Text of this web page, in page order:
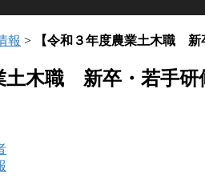
報 > 【令和３年度農業土木職 新
土木職 新卒・若手研